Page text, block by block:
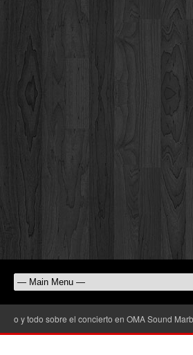
todo sobre el concierto en OMA Sound Marbella